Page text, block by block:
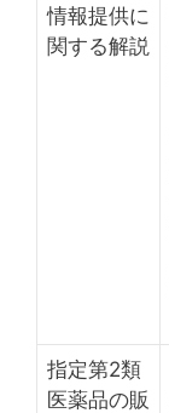
情報提供に
関する解説
指定第2類
医薬品の販